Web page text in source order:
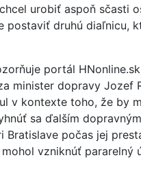
urobiť aspoň sčasti
postaviť druhú diaľnicu,
portál
minister dopravy Jozef
v kontexte toho, že by
sa ďalším
Bratislave počas jej
vzniknúť pararelný